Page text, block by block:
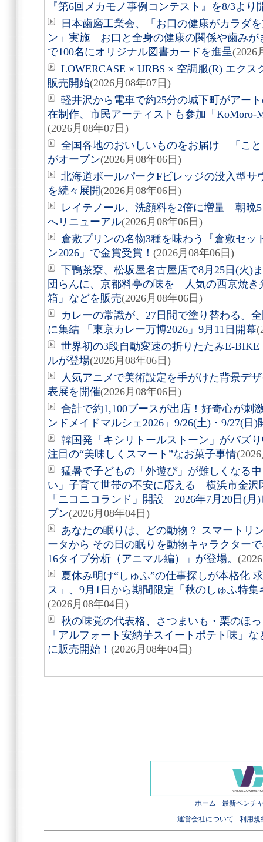
『第6回メカモノ事例コンテスト』を8/3より
日本歯磨工業会、「お口の健康がカラダ
ン」実施 お口と全身の健康の関係や歯みが
で100名にオリジナル図書カードを進呈(2026
LOWERCASE × URBS × 空調服(R) エク
販売開始(2026月08年07日)
軽井沢から電車で約25分の城下町がアー
在制作、市民アーティストも参加「KoMoro-
(2026月08年07日)
全国各地のおいしいものをお届け 「こ
がオープン(2026月08年06日)
北海道ボールパークFビレッジの没入型サ
を続々展開(2026月08年06日)
レイテノール、洗顔料を2倍に増量 朝晩
へリニューアル(2026月08年06日)
倉敷プリンの名物3種を味わう『倉敷セッ
ン2026」で金賞受賞！ (2026月08年06日)
下鴨茶寮、松坂屋名古屋店で8月25日(火)
団らんに、京都料亭の味を 人気の西京焼き
箱」などを販売(2026月08年06日)
カレーの常識が、27日間で塗り替わる。
に集結 「東京カレー万博2026」9月11日開幕
世界初の3段自動変速の折りたたみE-
ルが登場(2026月08年06日)
人気アニメで美術設定を手がけた背景デ
表展を開催(2026月08年06日)
合計で約1,100ブースが出店！好奇心が
ンドメイドマルシェ2026」9/26(土)・9/27(日)
韓国発「キシリトールストーン」がバズ
注目の“美味しくスマート”なお菓子事情
猛暑で子どもの「外遊び」が難しくなる
い」子育て世帯の不安に応える 横浜市金沢
「ニコニコランド」開設 2026年7月20日(
プン(2026月08年04日)
あなたの眠りは、どの動物？ スマートリ
ータから その日の眠りを動物キャラクター
16タイプ分析（アニマル編）」が登場。
夏休み明け“しゅふ”の仕事探しが本格化
ス」、9月1日から期間限定「秋のしゅふ特
(2026月08年04日)
秋の味覚の代表格、さつまいも・栗のほ
「アルフォート安納芋スイートポテト味」
に販売開始！ (2026月08年04日)
ホーム - 最新ベンチ
運営会社について - 利用規